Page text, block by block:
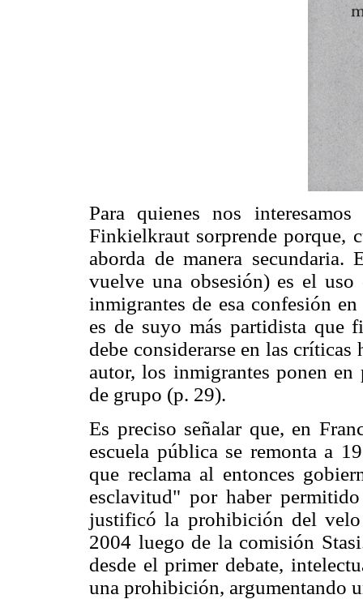
Para quienes nos
Finkielkraut sorprende porque,
aborda de manera
vuelve una obsesión) es el
inmigrantes de esa confesión
es de suyo más partidista que
debe considerarse en las
autor, los inmigrantes ponen
de grupo (p. 29).
Es preciso señalar que, en
escuela pública se remonta a
que reclama al entonces
esclavitud" por haber
justificó la prohibición del
2004 luego de la comisión
desde el primer debate,
una prohibición, argumentando